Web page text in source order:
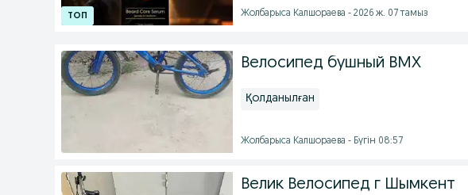
Жолбарыса Калшораева - 2026 ж. 07 тамыз
Велосипед бушный BMX
Қолданылған
Жолбарыса Калшораева - Бүгін 08:57
Велик Велосипед г Шымкент